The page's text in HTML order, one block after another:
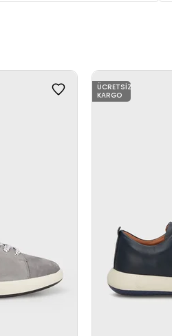
ÜCRETSIZ
KARGO